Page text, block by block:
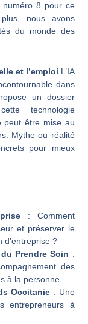
numéro 8 pour ce
nous avons
du monde des
et l’emploi L’IA
dans
un dossier
technologie
peut être mise au
Mythe ou réalité
pour mieux
: Comment
et préserver le
d’entreprise ?
Prendre Soin :
des
à la personne.
Occitanie : Une
entrepreneurs à